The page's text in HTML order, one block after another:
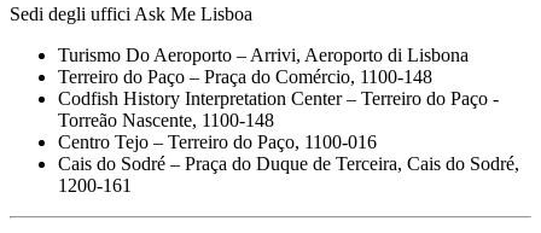
Sedi degli uffici Ask Me Lisboa
Turismo Do Aeroporto – Arrivi, Aeroporto di Lisbona
Terreiro do Paço – Praça do Comércio, 1100-148
Codfish History Interpretation Center – Terreiro do Paço -
Torreão Nascente, 1100-148
Centro Tejo – Terreiro do Paço, 1100-016
Cais do Sodré – Praça do Duque de Terceira, Cais do Sodré,
1200-161